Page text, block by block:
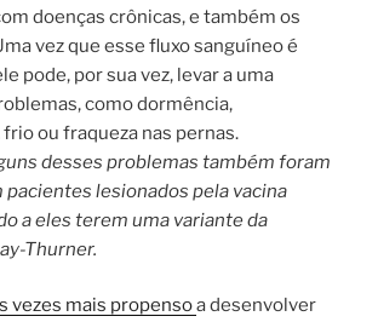
doenças crônicas, e também os
vez que esse fluxo sanguíneo é
pode, por sua vez, levar a uma
como dormência,
ou fraqueza nas pernas.
desses problemas também foram
pacientes lesionados pela vacina
a eles terem uma variante da
Thurner.
vezes mais propensoa desenvolver